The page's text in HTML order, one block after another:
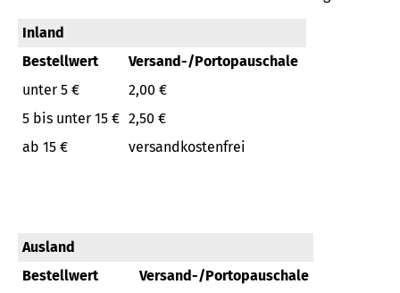
Inland
Bestellwert
Versand-/Portopauschale
unter 5 €
2,00 €
5 bis unter 15 € 2,50 €
ab 15 €
versandkostenfrei
Ausland
Bestellwert
Versand-/Portopauschale